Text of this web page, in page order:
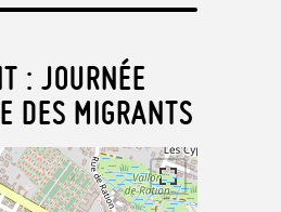
: JOURNÉE
DES MIGRANTS